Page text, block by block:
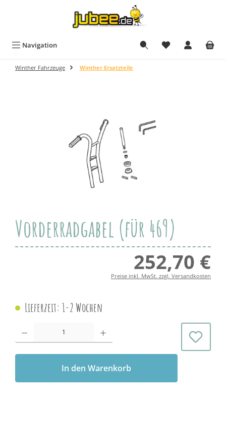
Navigation
Winther Fahrzeuge Winther Ersatzteile
Vorderradgabel (für 469)
252,70 €
Preise inkl. MwSt. zzgl. Versandkosten
Lieferzeit: 1-2 Wochen
Produkt Anzahl: Gib den gewünschten Wert ein oder benutze die
In den Warenkorb